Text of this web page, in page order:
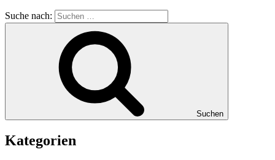
Suche nach:
Suchen
Kategorien